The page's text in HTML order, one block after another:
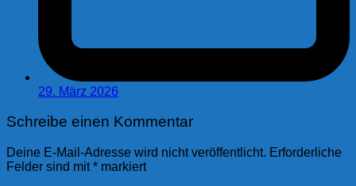
29. März 2026
Schreibe einen Kommentar
Deine E-Mail-Adresse wird nicht veröffentlicht. Erforderliche
Felder sind mit* markiert